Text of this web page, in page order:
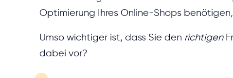
Optimierung Ihres Online-Shops
Umso wichtiger ist, dass Sie den richtigen
dabei vor?